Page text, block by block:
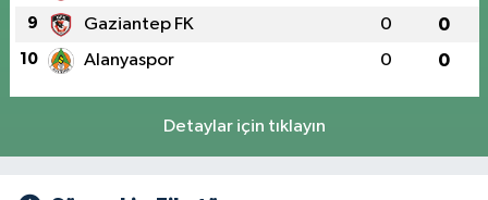
9 Gaziantep FK 0 0
10 Alanyaspor 0 0
Detaylar için tıklayın